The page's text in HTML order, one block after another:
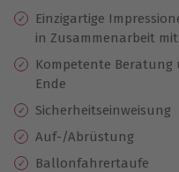
10 Jahre gültig &
Einzigartige
in Zusammenarbeit
Kompetente
Ende
Sicherheitseinweisung
Auf-/Abrüstung
Ballonfahrertaufe